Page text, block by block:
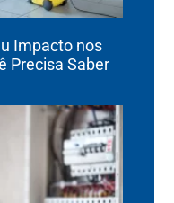
Impacto nos
Precisa Saber